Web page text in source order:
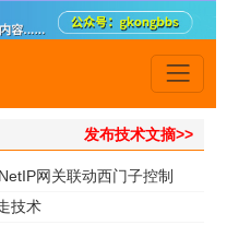
发布技术文摘>>
网关联动西门子控制
技术